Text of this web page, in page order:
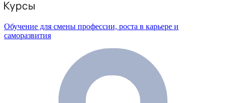
Обучение для смены профессии, роста в карьере и
саморазвития